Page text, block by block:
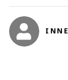
INNE